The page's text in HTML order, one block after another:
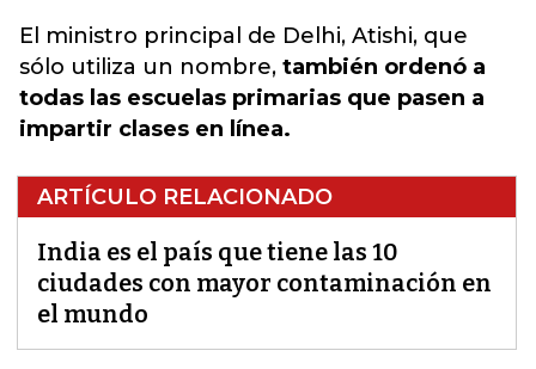
El ministro principal de Delhi, Atishi, que
sólo utiliza un nombre, también ordenó a
todas las escuelas primarias que pasen a
impartir clases en línea.
ARTÍCULO RELACIONADO
India es el país que tiene las 10
ciudades con mayor contaminación en
el mundo